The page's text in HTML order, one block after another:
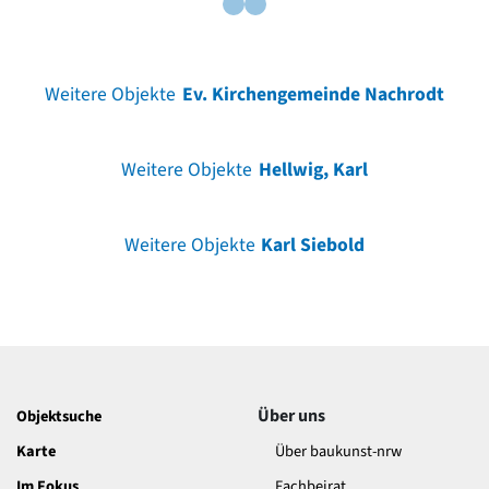
Weitere Objekte Ev. Kirchengemeinde Nachrodt
Weitere Objekte Hellwig, Karl
Weitere Objekte Karl Siebold
Objektsuche
Karte
Über uns
Über baukunst-nrw